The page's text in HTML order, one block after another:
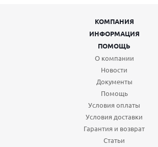
КОМПАНИЯ
ИНФОРМАЦИЯ
ПОМОЩЬ
О компании
Новости
Документы
Помощь
Условия оплаты
Условия доставки
Гарантия и возврат
Статьи